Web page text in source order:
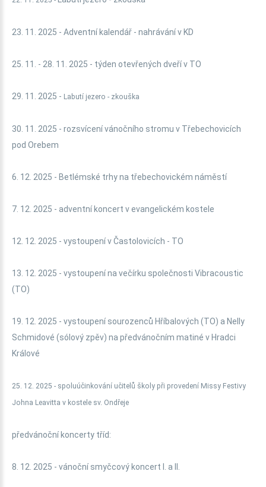
23. 11. 2025 - Adventní kalendář - nahrávání v KD
25. 11. - 28. 11. 2025 - týden otevřených dveří v TO
29. 11. 2025 - Labutí jezero - zkouška
30. 11. 2025 - rozsvícení vánočního stromu v Třebechovicích
pod Orebem
6. 12. 2025 - Betlémské trhy na třebechovickém náměstí
7. 12. 2025 - adventní koncert v evangelickém kostele
12. 12. 2025 - vystoupení v Častolovicích - TO
13. 12. 2025 - vystoupení na večírku společnosti Vibracoustic
(TO)
19. 12. 2025 - vystoupení sourozenců Hříbalových (TO) a Nelly
Schmidové (sólový zpěv) na předvánočním matiné v Hradci
Králové
25. 12. 2025 - spoluúčinkování učitelů školy při provedení Missy Festivy
Johna Leavitta v kostele sv. Ondřeje
předvánoční koncerty tříd:
8. 12. 2025 - vánoční smyčcový koncert I. a II.